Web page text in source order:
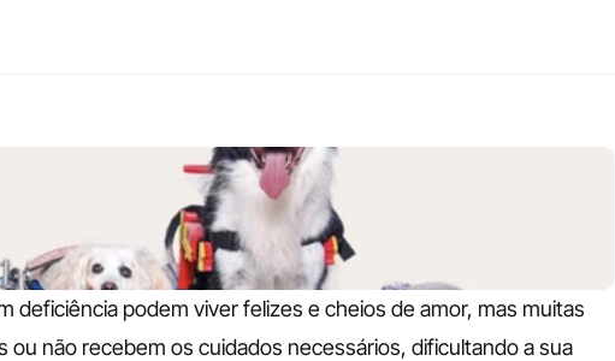
deficiência podem viver felizes e cheios de amor, mas muitas
ou não recebem os cuidados necessários, dificultando a sua